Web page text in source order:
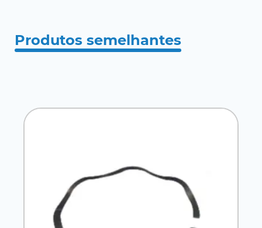
Produtos semelhantes